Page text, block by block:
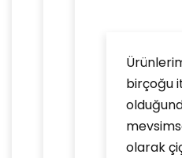
birçoğu
olarak